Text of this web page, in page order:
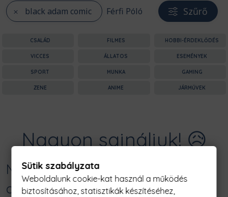
black adam comic Férfi Póló Szűrő
CSALÁD FILMES HOBBI-ÉRDEKLŐDÉS
VICCES ÁLLATOS ESEMÉNYEK
SPORT MUNKA GAMING
ZENE ANIME JÁRMŰVEK
Nagyon sajnáljuk! 😥
Nincs találat erre: "black adam
comic Férfi Póló"
Sütik szabályzata
Weboldalunk cookie-kat használ a működés
biztosításához, statisztikák készítéséhez,